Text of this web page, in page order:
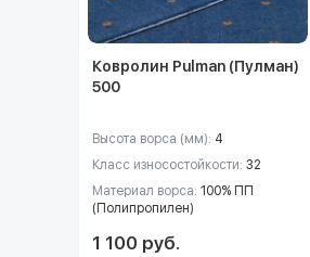
Ковролин Pulman (Пулман)
500
Высота ворса (мм): 4
Класс износостойкости: 32
Материал ворса: 100% ПП
(Полипропилен)
1 100 руб.